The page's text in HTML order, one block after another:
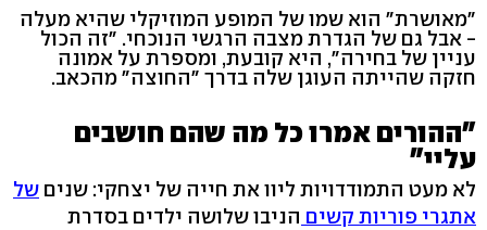
"מאושרת" הוא שמו של המופע המוזיקלי שהיא מעלה
- אבל גם של הגדרת מצבה הרגשי הנוכחי. "זה הכול
עניין של בחירה", היא קובעת, ומספרת על אמונה
חזקה שהייתה העוגן שלה בדרך "החוצה" מהכאב.
"ההורים אמרו כל מה שהם חושבים
עליי"
לא מעט התמודדויות ליוו את חייה של יצחקי: שנים של
אתגרי פוריות קשים הניבו שלושה ילדים בסדרת